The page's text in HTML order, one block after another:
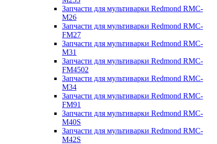
Запчасти для мультиварки Redmond RMC-
M26
Запчасти для мультиварки Redmond RMC-
FM27
Запчасти для мультиварки Redmond RMC-
M31
Запчасти для мультиварки Redmond RMC-
FM4502
Запчасти для мультиварки Redmond RMC-
M34
Запчасти для мультиварки Redmond RMC-
FM91
Запчасти для мультиварки Redmond RMC-
M40S
Запчасти для мультиварки Redmond RMC-
M42S